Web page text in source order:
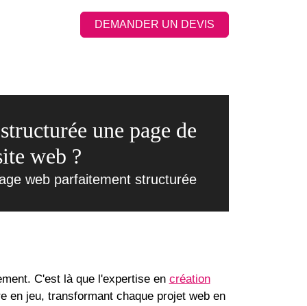
DEMANDER UN DEVIS
une page de
web ?
web parfaitement structurée
C'est là que l'expertise en création
en jeu, transformant chaque projet web en